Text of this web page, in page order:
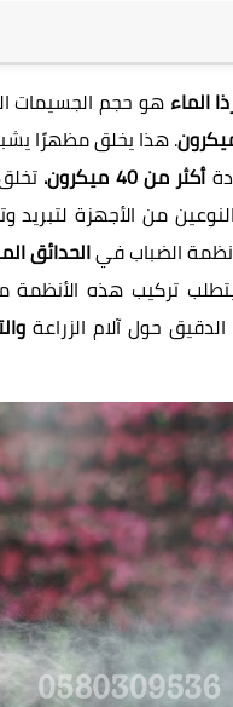
الماءهو حجم الجسيمات
. هذا يخلق مظهرًا
أكثر من 40 ميكرون.
من الأجهزة لتبريد
الحدائق
تركيب هذه الأنظمة
حول آلام الزراعة